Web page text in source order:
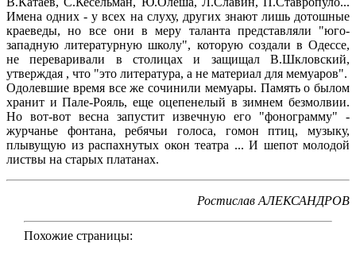
Имена одних - у всех на слуху, других знают лишь дотошные
краеведы, но все они в меру таланта представляли "юго-
западную литературную школу", которую создали в Одессе,
не переваривали в столицах и защищал В.Шкловский,
утверждая , что "это литература, а не материал для мемуаров".
Одолевшие время все же сочинили мемуары. Память о былом
хранит и Пале-Рояль, еще оцепенелый в зимнем безмолвии.
Но вот-вот весна запустит извечную его "фонограмму" -
журчанье фонтана, ребячьи голоса, гомон птиц, музыку,
плывущую из распахнутых окон театра ... И шепот молодой
листвы на старых платанах.
Ростислав АЛЕКСАНДРОВ
Похожие страницы: